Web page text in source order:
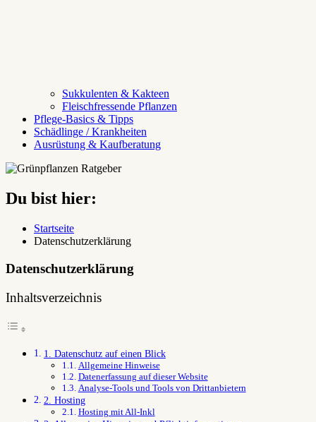
Sukkulenten & Kakteen
Fleischfressende Pflanzen
Pflege-Basics & Tipps
Schädlinge / Krankheiten
Ausrüstung & Kaufberatung
Du bist hier:
Startseite
Datenschutzerklärung
Datenschutzerklärung
Inhaltsverzeichnis
1. Datenschutz auf einen Blick
Allgemeine Hinweise
Datenerfassung auf dieser Website
Analyse-Tools und Tools von Dritt­anbietern
2. Hosting
Hosting mit All-Inkl